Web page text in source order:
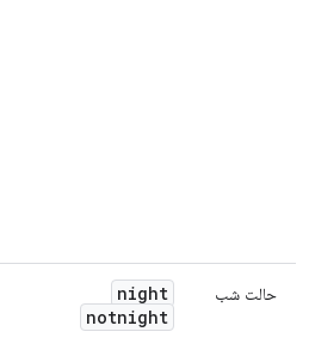
حالت شب
night
notnight